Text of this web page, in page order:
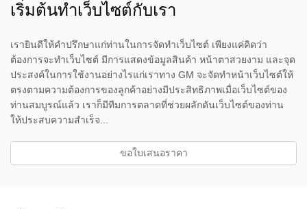
เริ่มต้นทำเว็บไซต์กับเรา
เรายินดีให้คำปรึกษาแก่ท่านในการจัดทำเว็บไซต์ เพียงแค่คิดว่า
ต้องการจะทำเว็บไซต์ มีการแสดงข้อมูลสินค้า หน้าตาสวยงาม และจุด
ประสงค์ในการใช้งานอย่างไรแก่เราทาง GM จะจัดทำหน้าเว็บไซต์ให้
ตรงตามความต้องการของลูกค้าอย่างมีประสิทธิภาพเมื่อเว็บไซต์ของ
ท่านสมบูรณ์แล้ว เราก็มีทีมการตลาดที่ช่วยผลักดันเว็บไซต์ของท่าน
ให้ประสบความสำเร็จ...
ขอใบเสนอราคา